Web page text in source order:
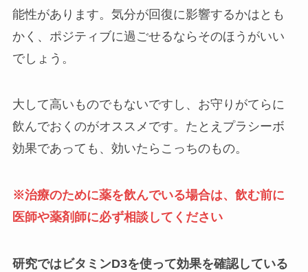
能性があります。気分が回復に影響するかはとも
かく、ポジティブに過ごせるならそのほうがいい
でしょう。
大して高いものでもないですし、お守りがてらに
飲んでおくのがオススメです。たとえプラシーボ
効果であっても、効いたらこっちのもの。
※治療のために薬を飲んでいる場合は、飲む前に
医師や薬剤師に必ず相談してください
研究ではビタミンD3を使って効果を確認している